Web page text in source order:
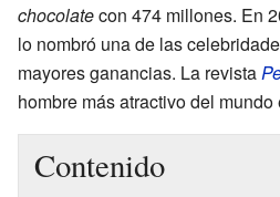
chocolatecon 474 millones. En
lo nombró una de las
mayores ganancias. La revista
hombre más atractivo del
Contenido